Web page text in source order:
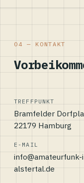
04 — KONTAKT
TREFFPUNKT
Bramfelder
22179 Hamburg
E-MAIL
info@amateurfunk-
alstertal.de